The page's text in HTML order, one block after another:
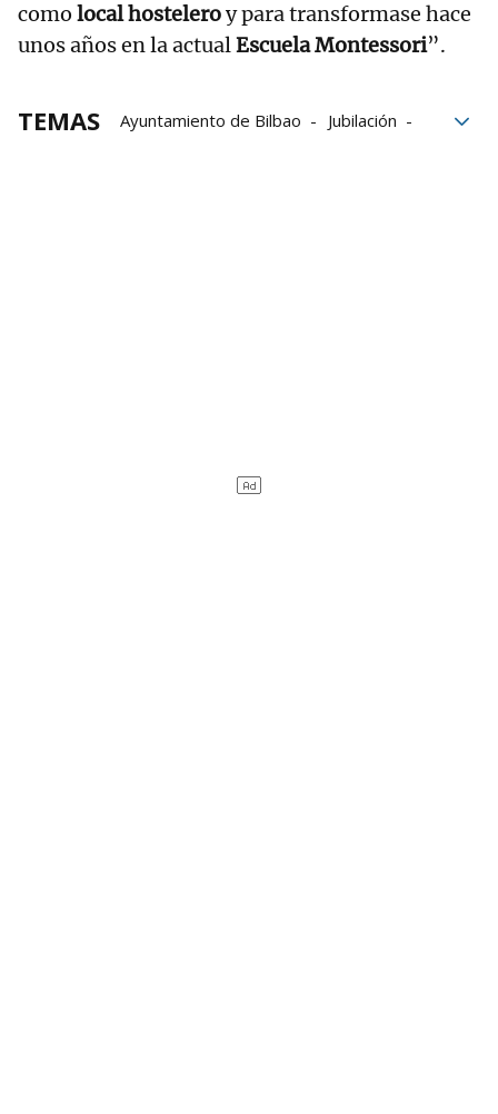
como local hosteleroy para transformase hace
unos años en la actualEscuela Montessori”.
TEMAS Ayuntamiento de Bilbao
Jubilación